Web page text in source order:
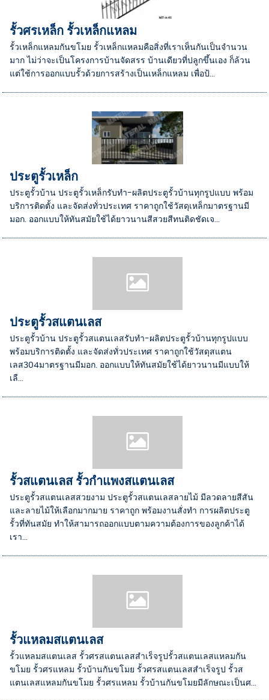
รั้วศรเหล็ก รั้วเหล็กแหลม
รั้วเหล็กแหลมกันขโมย รั้วเหล็กแหลมคือสิ่งที่เราเห็นกันเป็นจำนวน
มาก ไม่ว่าจะเป็นโครงการบ้านจัดสรร บ้านเดียวที่ปลูกขึ้นเอง ก็ล้วน
แต่ใช้การออกแบบรั้วด้วยการสร้างเป็นเหล็กแหลม เพื่อป้...
ประตูรั้วเหล็ก
ประตูรั้วบ้าน ประตูรั้วเหล็กรับทำ-ผลิตประตูรั้วบ้านทุกรูปแบบ พร้อม
บริการติดตั้ง และจัดส่งทั่วประเทศ ราคาถูกใช้วัสดุเหล็กมาตรฐานมี
มอก. ออกแบบให้ทันสมัยใช้ได้ยาวนานสีสวยสีทนติดชัดเจ...
ประตูรั้วสแตนเลส
ประตูรั้วบ้าน ประตูรั้วสแตนเลสรับทำ-ผลิตประตูรั้วบ้านทุกรูปแบบ
พร้อมบริการติดตั้ง และจัดส่งทั่วประเทศ ราคาถูกใช้วัสดุสแตน
เลส304มาตรฐานมีมอก. ออกแบบให้ทันสมัยใช้ได้ยาวนานมีแบบให้
เลื...
รั้วสแตนเลส รั้วกำแพงสแตนเลส
ประตูรั้วสแตนเลสสวยงาม ประตูรั้วสแตนเลสลายไม้ มีลวดลายสีสัน
และลายไม้ให้เลือกมากมาย ราคาถูก พร้อมงานสั่งทำ การผลิตประตู
รั้วที่ทันสมัย ทำให้สามารถออกแบบตามความต้องการของลูกค้าได้
เรา...
รั้วแหลมสแตนเลส
รั้วแหลมสแตนเลส รั้วศรสแตนเลสสำเร็จรูปรั้วสแตนเลสแหลมกัน
ขโมย รั้วศรแหลม รั้วบ้านกันขโมย รั้วศรสแตนเลสสำเร็จรูป รั้วส
แตนเลสแหลมกันขโมย รั้วศรแหลม รั้วบ้านกันขโมยมีลักษณะเป็นศ...